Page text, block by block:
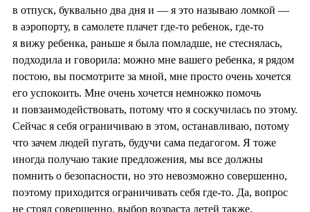
в отпуск, буквально два дня и — я это называю ломкой —
в аэропорту, в самолете плачет где-то ребенок, где-то
я вижу ребенка, раньше я была помладше, не стеснялась,
подходила и говорила: можно мне вашего ребенка, я рядом
постою, вы посмотрите за мной, мне просто очень хочется
его успокоить. Мне очень хочется немножко помочь
и повзаимодействовать, потому что я соскучилась по этому.
Сейчас я себя ограничиваю в этом, останавливаю, потому
что зачем людей пугать, будучи сама педагогом. Я тоже
иногда получаю такие предложения, мы все должны
помнить о безопасности, но это невозможно совершенно,
поэтому приходится ограничивать себя где-то. Да, вопрос
не стоял совершенно, выбор возраста детей также.